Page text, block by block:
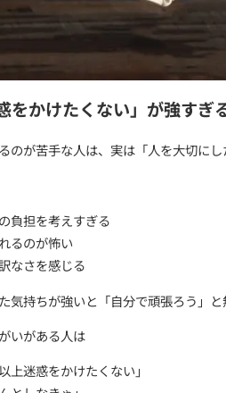
「迷惑をかけたくない